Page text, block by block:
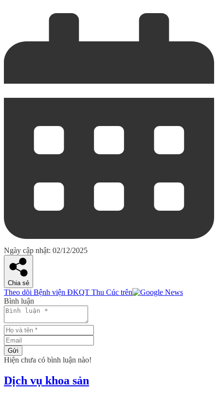
Ngày cập nhật: 02/12/2025
Chia sẻ
Theo dõi Bệnh viện ĐKQT Thu Cúc trên
Bình luận
Gửi
Hiện chưa có bình luận nào!
Dịch vụ khoa sản